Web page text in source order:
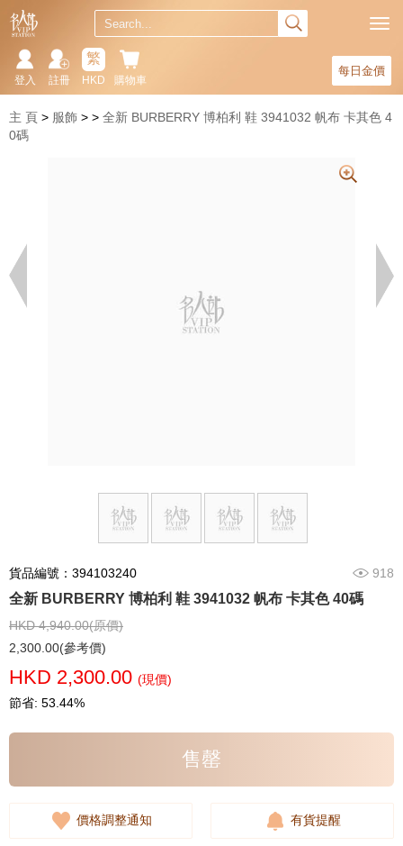
每日金價
購物車
繁
HKD
註冊
登入
主 頁 服飾
全新 BURBERRY 博柏利 鞋 3941032 帆布 卡其色 4
0碼
貨品編號：394103240 918
全新 BURBERRY 博柏利 鞋 3941032 帆布 卡其色 40碼
HKD 4,940.00(原價)
2,300.00(參考價)
HKD 2,300.00 (現價)
節省: 53.44%
售罄
價格調整通知 有貨提醒